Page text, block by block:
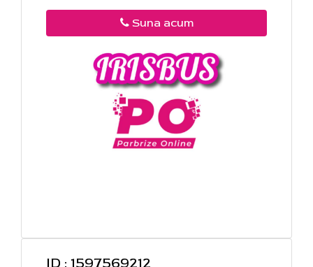
Suna acum
ID : 1597569212